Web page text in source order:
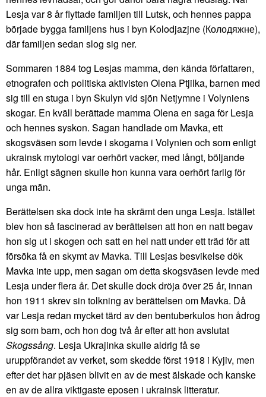
Lesja var 8 år flyttade familjen till Lutsk, och hennes pappa
började bygga familjens hus i byn Kolodjazjne (Колодяжне),
där familjen sedan slog sig ner.
Sommaren 1884 tog Lesjas mamma, den kända författaren,
etnografen och politiska aktivisten Olena Ptjilka, barnen med
sig till en stuga i byn Skulyn vid sjön Netjymne i Volyniens
skogar. En kväll berättade mamma Olena en saga för Lesja
och hennes syskon. Sagan handlade om Mavka, ett
skogsväsen som levde i skogarna i Volynien och som enligt
ukrainsk mytologi var oerhört vacker, med långt, böljande
hår. Enligt sägnen skulle hon kunna vara oerhört farlig för
unga män.
Berättelsen ska dock inte ha skrämt den unga Lesja. Istället
blev hon så fascinerad av berättelsen att hon en natt begav
hon sig ut i skogen och satt en hel natt under ett träd för att
försöka få en skymt av Mavka. Till Lesjas besvikelse dök
Mavka inte upp, men sagan om detta skogsväsen levde med
Lesja under flera år. Det skulle dock dröja över 25 år, innan
hon 1911 skrev sin tolkning av berättelsen om Mavka. Då
var Lesja redan mycket tärd av den bentuberkulos hon ådrog
sig som barn, och hon dog två år efter att hon avslutat
Skogssång. Lesja Ukrajinka skulle aldrig få se
uruppförandet av verket, som skedde först 1918 i Kyjiv, men
efter det har pjäsen blivit en av de mest älskade och kanske
en av de allra viktigaste eposen i ukrainsk litteratur.